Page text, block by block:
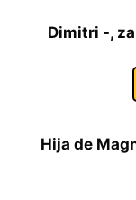
Dimitri -,
Hija de